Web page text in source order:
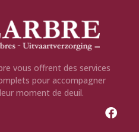
vous offrent des services
pour accompagner
moment de deuil.